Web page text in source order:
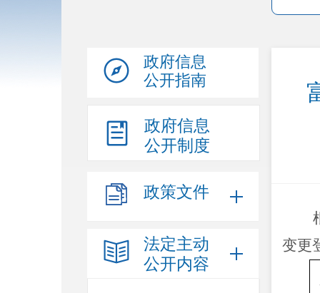
政府信息
公开指南
政府信息
公开制度
政策文件
法定主动
公开内容
变更